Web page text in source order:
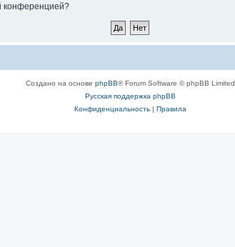
конференцией?
Создано на основе phpBB® Forum Software © phpBB Limited
Русская поддержка phpBB
Конфиденциальность| Правила